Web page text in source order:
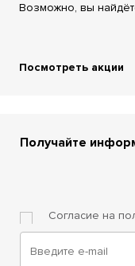
Возможно, вы
Посмотреть акции
Получайте
Согласие на